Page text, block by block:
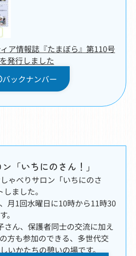
ア情報誌『たまぼら』第110号
を発行しました
バックナンバー
「いちにのさん！」
ゃべりサロン「いちにのさ
ました。
月1回水曜日に10時から11時30
。
さん、保護者同士の交流に加え
方も参加のできる、多世代交
いかたちの憩いの場です。